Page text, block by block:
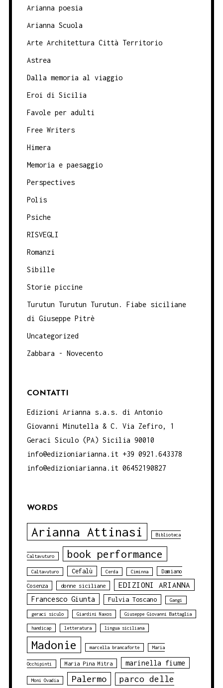
Arianna poesia
Arianna Scuola
Arte Architettura Città Territorio
Astrea
Dalla memoria al viaggio
Eroi di Sicilia
Favole per adulti
Free Writers
Himera
Memoria e paesaggio
Perspectives
Polis
Psiche
RISVEGLI
Romanzi
Sibille
Storie piccine
Turutun Turutun Turutun. Fiabe siciliane
di Giuseppe Pitrè
Uncategorized
Zabbara - Novecento
CONTATTI
Edizioni Arianna s.a.s. di Antonio
Giovanni Minutella & C. Via Zefiro, 1
Geraci Siculo (PA) Sicilia 90010
info@edizioniarianna.it +39 0921.643378
info@edizioniarianna.it 06452190827
WORDS
Arianna Attinasi Biblioteca
Caltavuturo book performance
Caltavuturo Cefalù Cerda Ciminna Damiano
Cosenza donne siciliane EDIZIONI ARIANNA
Francesco Giunta Fulvia Toscano Gangi
geraci siculo Giardini Naxos Giuseppe Giovanni Battaglia
handicap letteratura lingua siciliana
Madonie marcella brancaforte Maria
Occhipinti Maria Pina Mitra marinella fiume
Moni Ovadia Palermo parco delle